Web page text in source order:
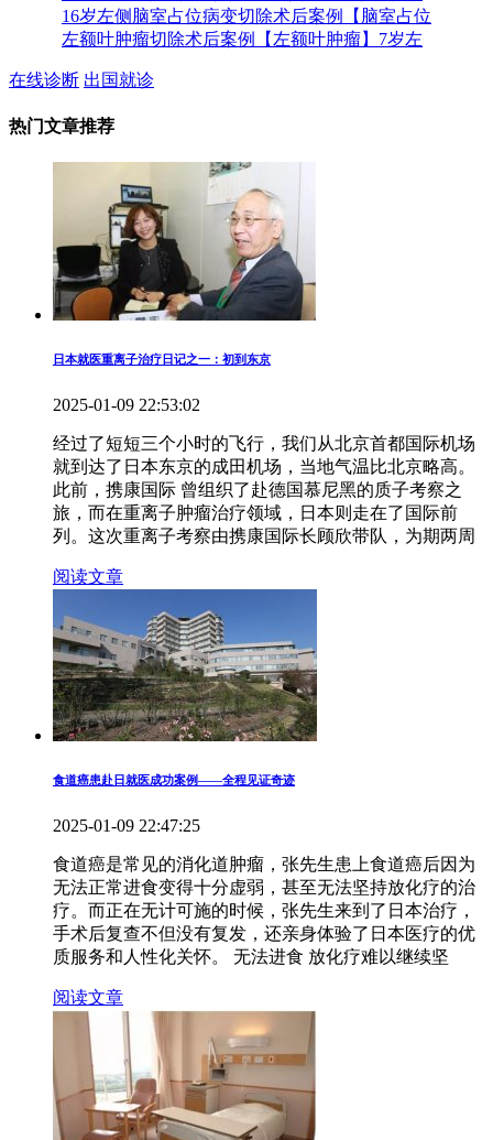
16岁左侧脑室占位病变切除术后案例【脑室占位
左额叶肿瘤切除术后案例【左额叶肿瘤】7岁左
在线诊断 出国就诊
热门文章推荐
日本就医重离子治疗日记之一：初到东京
2025-01-09 22:53:02
经过了短短三个小时的飞行，我们从北京首都国际机场
就到达了日本东京的成田机场，当地气温比北京略高。
此前，携康国际 曾组织了赴德国慕尼黑的质子考察之
旅，而在重离子肿瘤治疗领域，日本则走在了国际前
列。这次重离子考察由携康国际长顾欣带队，为期两周
阅读文章
食道癌患赴日就医成功案例——全程见证奇迹
2025-01-09 22:47:25
食道癌是常见的消化道肿瘤，张先生患上食道癌后因为
无法正常进食变得十分虚弱，甚至无法坚持放化疗的治
疗。而正在无计可施的时候，张先生来到了日本治疗，
手术后复查不但没有复发，还亲身体验了日本医疗的优
质服务和人性化关怀。 无法进食 放化疗难以继续坚
阅读文章